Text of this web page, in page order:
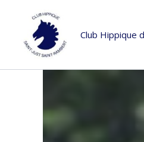
contenu
Club Hippique